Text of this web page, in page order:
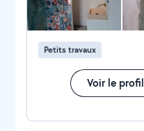
Petits travaux
Voir le profil